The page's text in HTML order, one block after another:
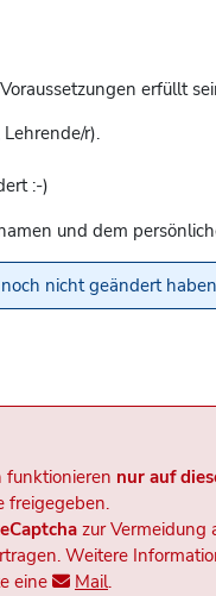
erfüllt
r).
:-)
und dem
nicht geändert
funktionieren nur auf
freigegeben.
zur Vermeidung
Weitere
eine
Mail.